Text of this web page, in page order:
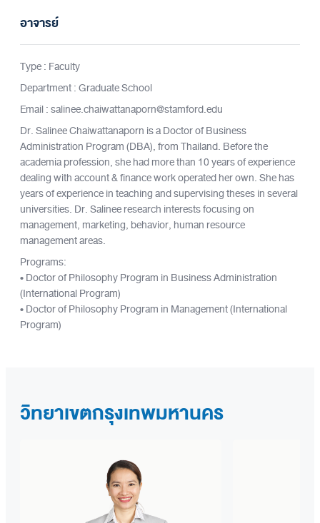
อาจารย์
Type : Faculty
Department : Graduate School
Email : salinee.chaiwattanaporn@stamford.edu
Dr. Salinee Chaiwattanaporn is a Doctor of Business
Administration Program (DBA), from Thailand. Before the
academia profession, she had more than 10 years of experience
dealing with account & finance work operated her own. She has
years of experience in teaching and supervising theses in several
universities. Dr. Salinee research interests focusing on
management, marketing, behavior, human resource
management areas.
Programs:
• Doctor of Philosophy Program in Business Administration
(International Program)
• Doctor of Philosophy Program in Management (International
Program)
วิทยาเขตกรุงเทพมหานคร